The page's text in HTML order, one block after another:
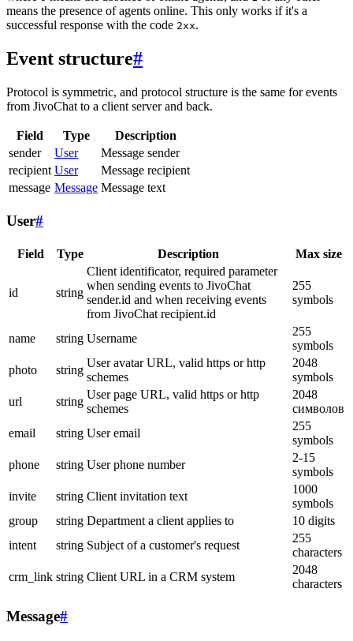
means the presence of agents online. This only works if it's a
successful response with the code 2xx.
Event structure#
Protocol is symmetric, and protocol structure is the same for events
from JivoChat to a client server and back.
Field Type
Description
sender
User
Message sender
recipient User
Message recipient
message Message Message text
User#
Field Type Description Max size
id string
Client identificator, required parameter
when sending events to JivoChat
sender.id and when receiving events
from JivoChat recipient.id
255
symbols
name string Username
255
symbols
photo
string
User avatar URL, valid https or http
schemes
2048
symbols
url
string
User page URL, valid https or http
schemes
2048
символов
email
string User email
255
symbols
phone
string User phone number
2-15
symbols
invite
string Client invitation text
1000
symbols
group
string Department a client applies to
10 digits
intent
string Subject of a customer's request
255
characters
crm_link string Client URL in a CRM system
2048
characters
Message#